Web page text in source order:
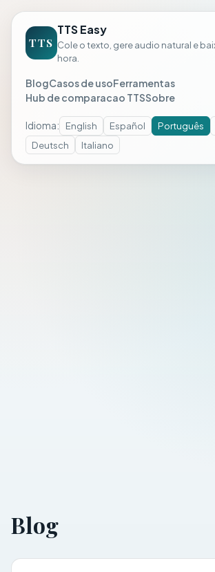
TTS
TTS Easy
Cole o texto, gere audio natural e
hora.
BlogCasos de usoFerramentas
Hub de comparacao TTSSobre
Idioma: English Español Português
Deutsch
Italiano
Blog